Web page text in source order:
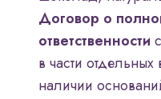
Договор о
ответственности
в части
наличии